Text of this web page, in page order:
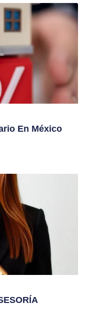
En México